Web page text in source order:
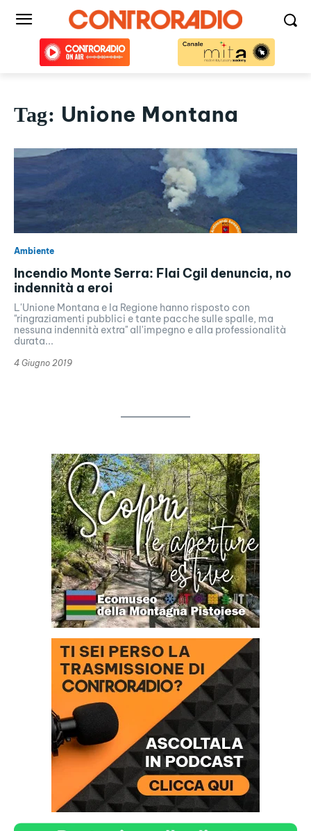
Tag: Unione Montana
Ambiente
Incendio Monte Serra: Flai Cgil denuncia, no
indennità a eroi
L'Unione Montana e la Regione hanno risposto con
"ringraziamenti pubblici e tante pacche sulle spalle, ma
nessuna indennità extra" all'impegno e alla professionalità
durata...
4 Giugno 2019